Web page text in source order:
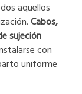
aquellos
Cabos,
sujeción
con
uniforme